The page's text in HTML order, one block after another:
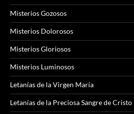
Misterios Gozosos
Misterios Dolorosos
Misterios Gloriosos
Misterios Luminosos
Letanías de la Virgen María
Letanías de la Preciosa Sangre de Cristo